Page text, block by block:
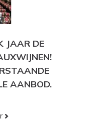
JAAR DE
AANBOD.